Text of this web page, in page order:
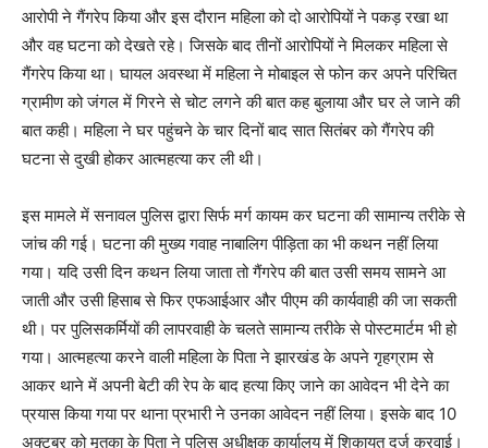
आरोपी ने गैंगरेप किया और इस दौरान महिला को दो आरोपियों ने पकड़ रखा था
और वह घटना को देखते रहे। जिसके बाद तीनों आरोपियों ने मिलकर महिला से
गैंगरेप किया था। घायल अवस्था में महिला ने मोबाइल से फोन कर अपने परिचित
ग्रामीण को जंगल में गिरने से चोट लगने की बात कह बुलाया और घर ले जाने की
बात कही। महिला ने घर पहुंचने के चार दिनों बाद सात सितंबर को गैंगरेप की
घटना से दुखी होकर आत्महत्या कर ली थी।
इस मामले में सनावल पुलिस द्वारा सिर्फ मर्ग कायम कर घटना की सामान्य तरीके से
जांच की गई। घटना की मुख्य गवाह नाबालिग पीड़िता का भी कथन नहीं लिया
गया। यदि उसी दिन कथन लिया जाता तो गैंगरेप की बात उसी समय सामने आ
जाती और उसी हिसाब से फिर एफआईआर और पीएम की कार्यवाही की जा सकती
थी। पर पुलिसकर्मियों की लापरवाही के चलते सामान्य तरीके से पोस्टमार्टम भी हो
गया। आत्महत्या करने वाली महिला के पिता ने झारखंड के अपने गृहग्राम से
आकर थाने में अपनी बेटी की रेप के बाद हत्या किए जाने का आवेदन भी देने का
प्रयास किया गया पर थाना प्रभारी ने उनका आवेदन नहीं लिया। इसके बाद 10
अक्टूबर को मृतका के पिता ने पुलिस अधीक्षक कार्यालय में शिकायत दर्ज करवाई।